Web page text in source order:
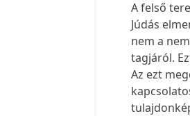
A felső
Júdás
nem a
tagjáról.
Az ezt